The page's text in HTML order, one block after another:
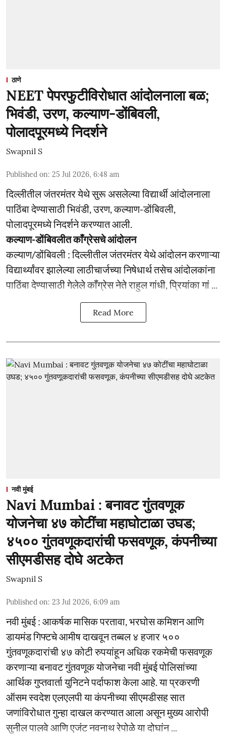
ठाणे
NEET पेपरफुटीविरोधात आंदोलनाला बळ;
भिवंडी, उरण, कल्याण-डोंबिवली,
पोलादपूरमध्ये निदर्शने
Swapnil S
Published on: 25 Jul 2026, 6:48 am
दिल्लीतील जंतरमंतर येथे सुरू असलेल्या विद्यार्थी आंदोलनाला
पाठिंबा देण्यासाठी भिवंडी, उरण, कल्याण-डोंबिवली,
पोलादपूरमध्ये निदर्शने करण्यात आली.
कल्याण-डोंबिवलीत काँग्रेसचे आंदोलन
कल्याण/डोंबिवली : दिल्लीतील जंतरमंतर येथे आंदोलन करणाऱ्या
विद्यार्थ्यांवर झालेल्या लाठीचार्जच्या निषेधार्थ तसेच आंदोलकांना
पाठिंबा देण्यासाठी गेलेले काँग्रेस नेते राहुल गांधी, प्रियांका गां ...
Read More
नवी मुंबई
Navi Mumbai : बनावट गुंतवणूक
योजनेचा ४७ कोटींचा महाघोटाळा उघड;
४५०० गुंतवणूकदारांची फसवणूक, कंपनीच्या
सीएमडीसह दोघे अटकेत
Swapnil S
Published on: 23 Jul 2026, 6:09 am
नवी मुंबई : आकर्षक मासिक परतावा, भरघोस कमिशन आणि
डायमंड गिफ्टचे आमीष दाखवून तब्बल ४ हजार ५००
गुंतवणूकदारांची ४७ कोटी रुपयांहून अधिक रकमेची फसवणूक
करणाऱ्या बनावट गुंतवणूक योजनेचा नवी मुंबई पोलिसांच्या
आर्थिक गुप्तवार्ता युनिटने पर्दाफाश केला आहे. या प्रकरणी
ऑसम स्वदेश एलएलपी या कंपनीच्या सीएमडीसह सात
जणांविरोधात गुन्हा दाखल करण्यात आला असून मुख्य आरोपी
सुनील पालवे आणि एजंट नवनाथ रेपोळे या दोघांन ...